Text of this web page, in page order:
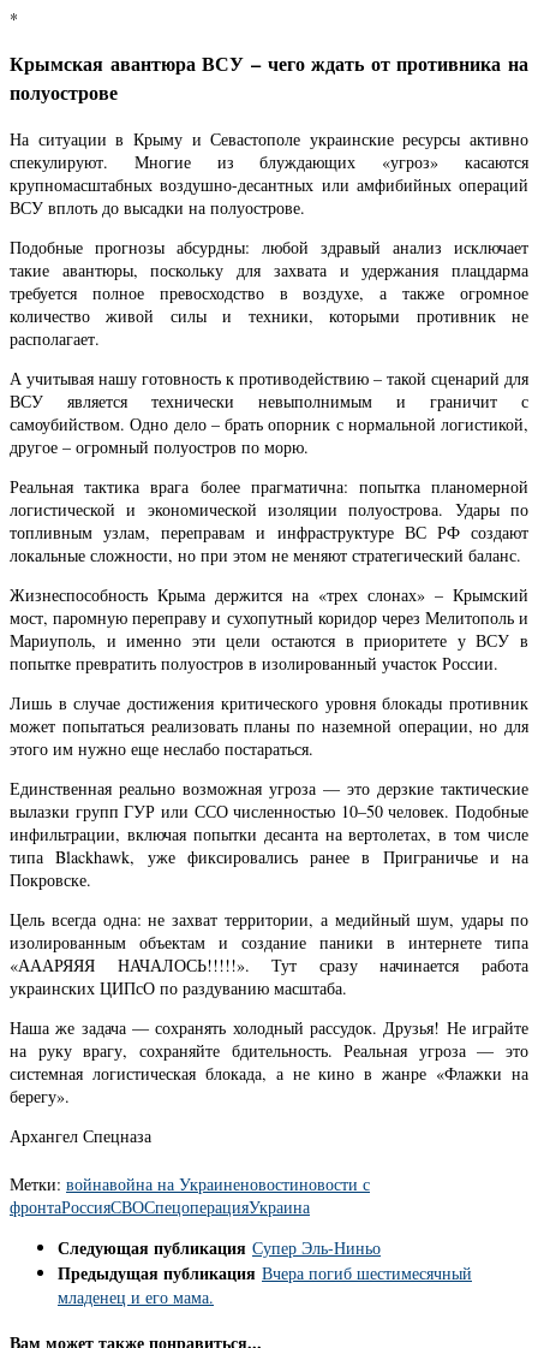
*
Крымская авантюра ВСУ – чего ждать от противника на
полуострове
На ситуации в Крыму и Севастополе украинские ресурсы активно
спекулируют. Многие из блуждающих «угроз» касаются
крупномасштабных воздушно-десантных или амфибийных операций
ВСУ вплоть до высадки на полуострове.
Подобные прогнозы абсурдны: любой здравый анализ исключает
такие авантюры, поскольку для захвата и удержания плацдарма
требуется полное превосходство в воздухе, а также огромное
количество живой силы и техники, которыми противник не
располагает.
А учитывая нашу готовность к противодействию – такой сценарий для
ВСУ является технически невыполнимым и граничит с
самоубийством. Одно дело – брать опорник с нормальной логистикой,
другое – огромный полуостров по морю.
Реальная тактика врага более прагматична: попытка планомерной
логистической и экономической изоляции полуострова. Удары по
топливным узлам, переправам и инфраструктуре ВС РФ создают
локальные сложности, но при этом не меняют стратегический баланс.
Жизнеспособность Крыма держится на «трех слонах» – Крымский
мост, паромную переправу и сухопутный коридор через Мелитополь и
Мариуполь, и именно эти цели остаются в приоритете у ВСУ в
попытке превратить полуостров в изолированный участок России.
Лишь в случае достижения критического уровня блокады противник
может попытаться реализовать планы по наземной операции, но для
этого им нужно еще неслабо постараться.
Единственная реально возможная угроза — это дерзкие тактические
вылазки групп ГУР или ССО численностью 10–50 человек. Подобные
инфильтрации, включая попытки десанта на вертолетах, в том числе
типа Blackhawk, уже фиксировались ранее в Приграничье и на
Покровске.
Цель всегда одна: не захват территории, а медийный шум, удары по
изолированным объектам и создание паники в интернете типа
«АААРЯЯЯ НАЧАЛОСЬ!!!!!». Тут сразу начинается работа
украинских ЦИПсО по раздуванию масштаба.
Наша же задача — сохранять холодный рассудок. Друзья! Не играйте
на руку врагу, сохраняйте бдительность. Реальная угроза — это
системная логистическая блокада, а не кино в жанре «Флажки на
берегу».
Архангел Спецназа
Метки: войнавойна на Украиненовостиновости с
фронтаРоссияСВОСпецоперацияУкраина
Следующая публикация Супер Эль-Ниньо
Предыдущая публикация Вчера погиб шестимесячный
младенец и его мама.